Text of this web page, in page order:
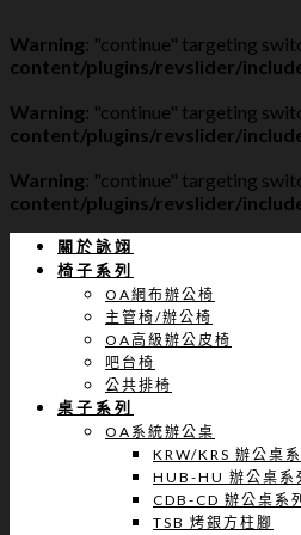
Warning: "continue" targeting
content/plugins/revslider/
Warning: "continue" targeting
content/plugins/revslider/
Warning: "continue" targeting
content/plugins/revslider/
關於詠翊
椅子系列
OA網布辦公椅
主管椅/辦公椅
OA高級辦公皮椅
吧台椅
公共排椅
桌子系列
OA系統辦公桌
KRW/KRS 辦公桌系
HUB-HU 辦公桌系
CDB-CD 辦公桌系列
TSB 烤銀方柱腳